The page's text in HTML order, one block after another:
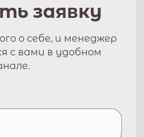
заявку
о себе, и менеджер
с вами в удобном